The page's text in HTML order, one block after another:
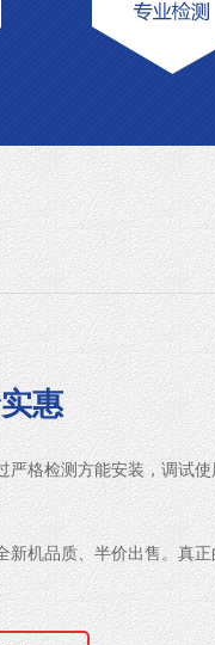
惠
严格检测方能安装，调试
新机品质、半价出售。真